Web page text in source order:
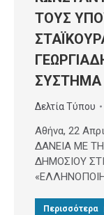
ΤΟΥΣ
ΣΥΣΤΗΜΑ
Δελτία Τύπου
Αθήνα, 22
ΔΑΝΕΙΑ ΜΕ
ΔΗΜΟΣΙΟΥ
Περισσότερα